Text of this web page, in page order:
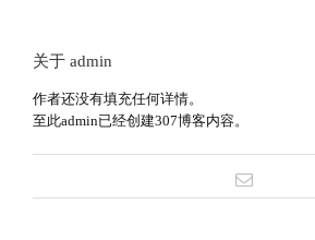
关于 admin
作者还没有填充任何详情。
至此admin已经创建307博客内容。